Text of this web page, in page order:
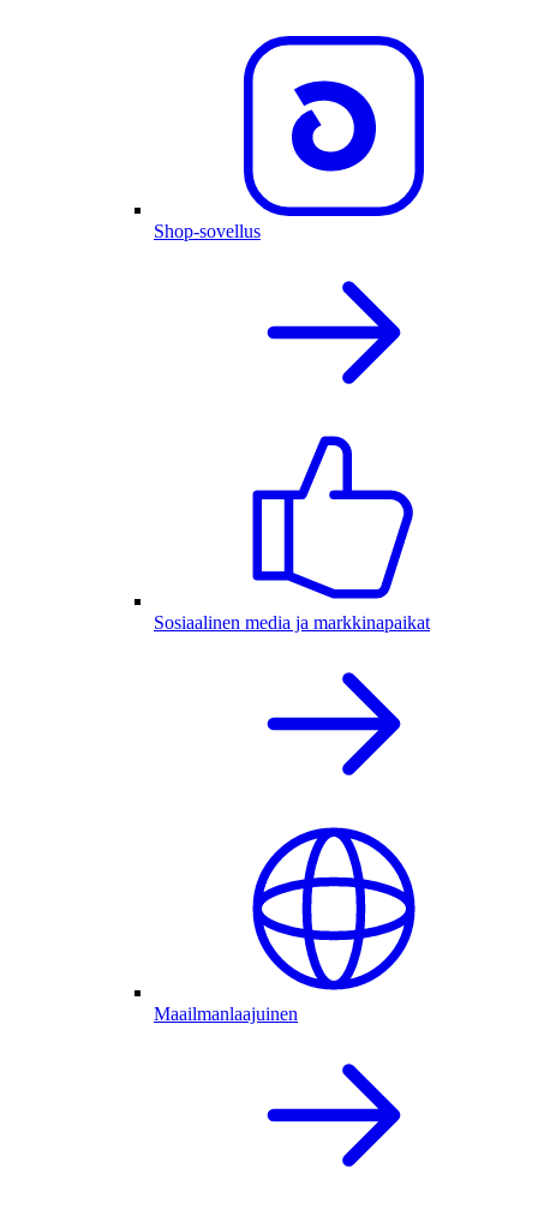
Shop-sovellus
Sosiaalinen media ja markkinapaikat
Maailmanlaajuinen